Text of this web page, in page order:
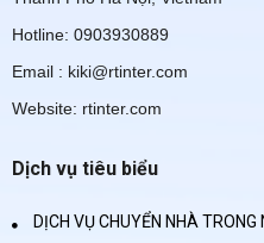
Hotline: 0903930889
Email : kiki@rtinter.com
Website: rtinter.com
Dịch vụ tiêu biểu
DỊCH VỤ CHUYỂN NHÀ TRONG